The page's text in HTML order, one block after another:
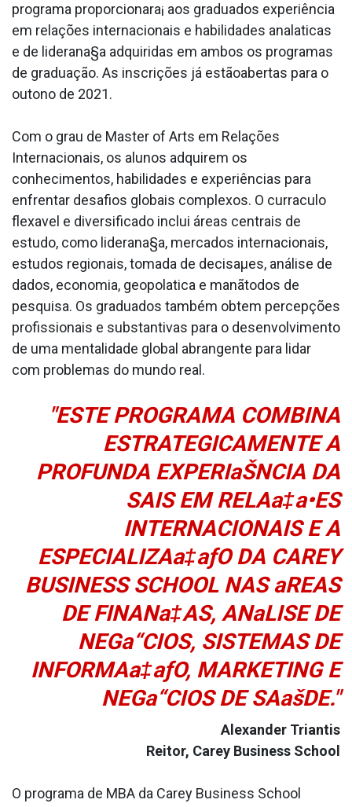
programa proporcionara¡ aos graduados experiência
em relações internacionais e habilidades anala­ticas
e de liderana§a adquiridas em ambos os programas
de graduação. As inscrições já estãoabertas para o
outono de 2021.
Com o grau de Master of Arts em Relações
Internacionais, os alunos adquirem os
conhecimentos, habilidades e experiências para
enfrentar desafios globais complexos. O curra­culo
flexa­vel e diversificado inclui áreas centrais de
estudo, como liderana§a, mercados internacionais,
estudos regionais, tomada de decisaµes, análise de
dados, economia, geopola­tica e manãtodos de
pesquisa. Os graduados também obtem percepções
profissionais e substantivas para o desenvolvimento
de uma mentalidade global abrangente para lidar
com problemas do mundo real.
"ESTE PROGRAMA COMBINA
ESTRATEGICAMENTE A
PROFUNDA EXPERIaŠNCIA DA
SAIS EM RELAa‡a•ES
INTERNACIONAIS E A
ESPECIALIZAa‡aƒO DA CAREY
BUSINESS SCHOOL NAS aREAS
DE FINANa‡AS, ANaLISE DE
NEGa“CIOS, SISTEMAS DE
INFORMAa‡aƒO, MARKETING E
NEGa“CIOS DE SAašDE."
Alexander Triantis
Reitor, Carey Business School
O programa de MBA da Carey Business School